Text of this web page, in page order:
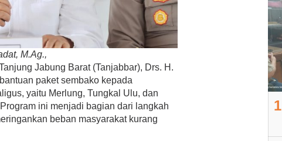
M.Ag.,
Jabung Barat (Tanjabbar), Drs. H.
paket sembako kepada
yaitu Merlung, Tungkal Ulu, dan
ini menjadi bagian dari langkah
beban masyarakat kurang
1